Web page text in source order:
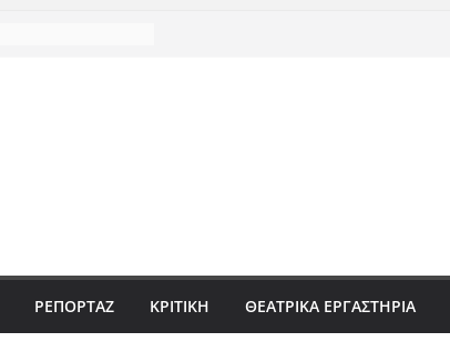
ΡΕΠΟΡΤΆΖ ΚΡΙΤΙΚΗ ΘΕΑΤΡΙΚΑ ΕΡΓΑΣΤΗΡΙΑ